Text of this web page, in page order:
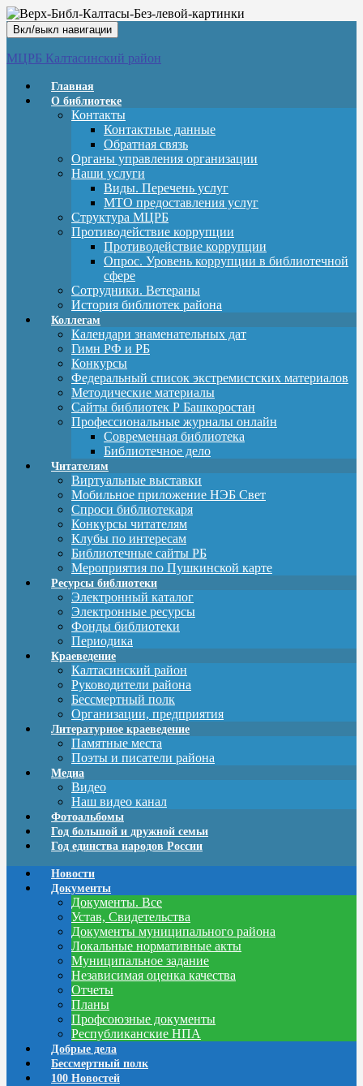
Вкл/выкл навигации
МЦРБ Калтасинский район
Главная
О библиотеке
Контакты
Контактные данные
Обратная связь
Органы управления организации
Наши услуги
Виды. Перечень услуг
МТО предоставления услуг
Структура МЦРБ
Противодействие коррупции
Противодействие коррупции
Опрос. Уровень коррупции в библиотечной
сфере
Сотрудники. Ветераны
История библиотек района
Коллегам
Календари знаменательных дат
Гимн РФ и РБ
Конкурсы
Федеральный список экстремистских материалов
Методические материалы
Сайты библиотек Р Башкоростан
Профессиональные журналы онлайн
Современная библиотека
Библиотечное дело
Читателям
Виртуальные выставки
Мобильное приложение НЭБ Свет
Спроси библиотекаря
Конкурсы читателям
Клубы по интересам
Библиотечные сайты РБ
Мероприятия по Пушкинской карте
Ресурсы библиотеки
Электронный каталог
Электронные ресурсы
Фонды библиотеки
Периодика
Краеведение
Калтасинский район
Руководители района
Бессмертный полк
Организации, предприятия
Литературное краеведение
Памятные места
Поэты и писатели района
Медиа
Видео
Наш видео канал
Фотоальбомы
Год большой и дружной семьи
Год единства народов России
Новости
Документы
Документы. Все
Устав, Свидетельства
Документы муниципального района
Локальные нормативные акты
Муниципальное задание
Независимая оценка качества
Отчеты
Планы
Профсоюзные документы
Республиканские НПА
Добрые дела
Бессмертный полк
100 Новостей